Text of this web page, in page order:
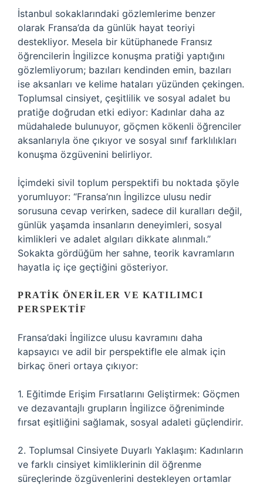
İstanbul sokaklarındaki gözlemlerime benzer
olarak Fransa’da da günlük hayat teoriyi
destekliyor. Mesela bir kütüphanede Fransız
öğrencilerin İngilizce konuşma pratiği yaptığını
gözlemliyorum; bazıları kendinden emin, bazıları
ise aksanları ve kelime hataları yüzünden çekingen.
Toplumsal cinsiyet, çeşitlilik ve sosyal adalet bu
pratiğe doğrudan etki ediyor: Kadınlar daha az
müdahalede bulunuyor, göçmen kökenli öğrenciler
aksanlarıyla öne çıkıyor ve sosyal sınıf farklılıkları
konuşma özgüvenini belirliyor.
İçimdeki sivil toplum perspektifi bu noktada şöyle
yorumluyor: “Fransa’nın İngilizce ulusu nedir
sorusuna cevap verirken, sadece dil kuralları değil,
günlük yaşamda insanların deneyimleri, sosyal
kimlikleri ve adalet algıları dikkate alınmalı.”
Sokakta gördüğüm her sahne, teorik kavramların
hayatla iç içe geçtiğini gösteriyor.
PRATIK ÖNERILER VE KATILIMCI
PERSPEKTIF
Fransa’daki İngilizce ulusu kavramını daha
kapsayıcı ve adil bir perspektifle ele almak için
birkaç öneri ortaya çıkıyor:
1. Eğitimde Erişim Fırsatlarını Geliştirmek: Göçmen
ve dezavantajlı grupların İngilizce öğreniminde
fırsat eşitliğini sağlamak, sosyal adaleti güçlendirir.
2. Toplumsal Cinsiyete Duyarlı Yaklaşım: Kadınların
ve farklı cinsiyet kimliklerinin dil öğrenme
süreçlerinde özgüvenlerini destekleyen ortamlar